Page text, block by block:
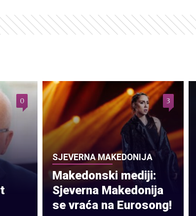
0
SJEVERNA MAKEDONIJA
Makedonski mediji:
Sjeverna Makedonija
se vraća na Eurosong!
3